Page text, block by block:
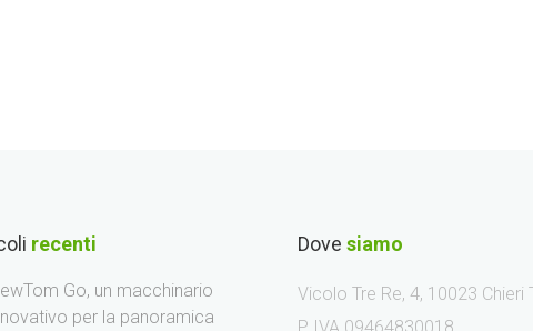
recenti
Go, un macchinario
per la panoramica
Dove siamo
Vicolo Tre Re, 4, 10023 Chieri